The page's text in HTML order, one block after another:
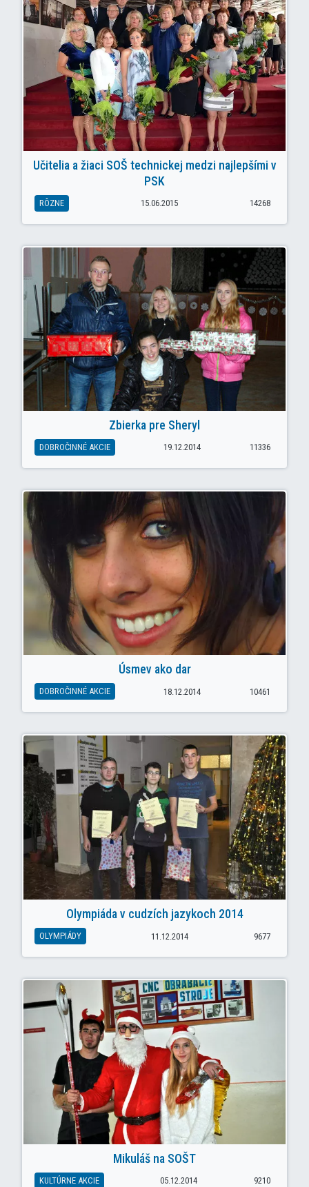
Učitelia a žiaci SOŠ technickej medzi najlepšími v
PSK
RÔZNE 15.06.2015 14268
Zbierka pre Sheryl
DOBROČINNÉ AKCIE 19.12.2014 11336
Úsmev ako dar
DOBROČINNÉ AKCIE 18.12.2014 10461
Olympiáda v cudzích jazykoch 2014
OLYMPIÁDY 11.12.2014 9677
Mikuláš na SOŠT
KULTÚRNE AKCIE 05.12.2014 9210